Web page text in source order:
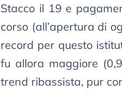
Stacco il 19 e
corso (all’apertura di
record per questo
fu allora maggiore
trend ribassista, pur